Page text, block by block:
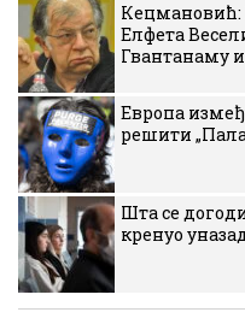
Кецмановић:
Елфета
Гвантанаму
Европа
решити
Шта се
кренуо